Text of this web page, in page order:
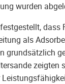
wurden
dass
als
grundsätzlich
zeigten